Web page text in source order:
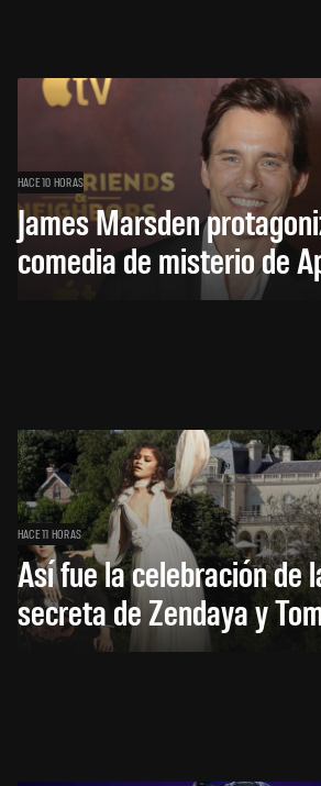
HACE 10 HORAS
James Marsden
comedia de misterio de
HACE 11 HORAS
Así fue la celebración de
secreta de Zendaya y